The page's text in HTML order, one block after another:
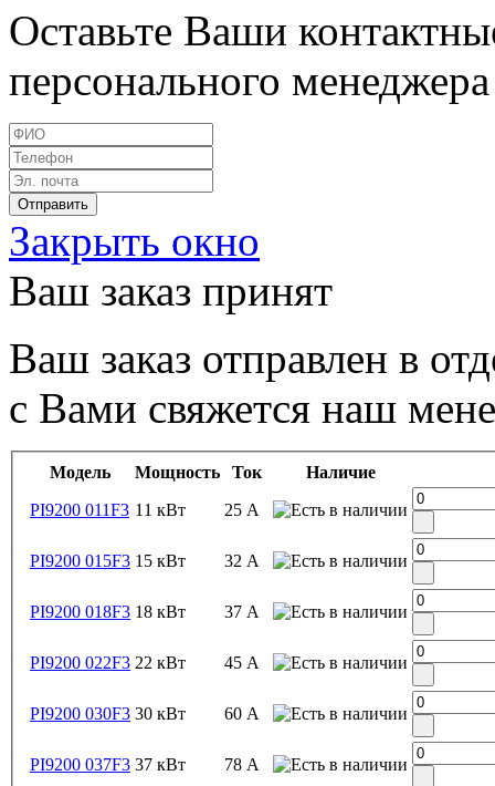
Оставьте Ваши
персонального
Закрыть окно
Ваш заказ принят
Ваш заказ отправлен в
с Вами свяжется наш
Модель Мощность Ток
Наличие
PI9200 011F3 11 кВт 25 А
PI9200 015F3 15 кВт 32 А
PI9200 018F3 18 кВт 37 А
PI9200 022F3 22 кВт 45 А
PI9200 030F3 30 кВт 60 А
PI9200 037F3 37 кВт 78 А